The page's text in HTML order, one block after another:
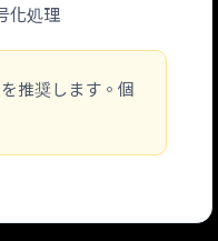
化処理
推奨します。個